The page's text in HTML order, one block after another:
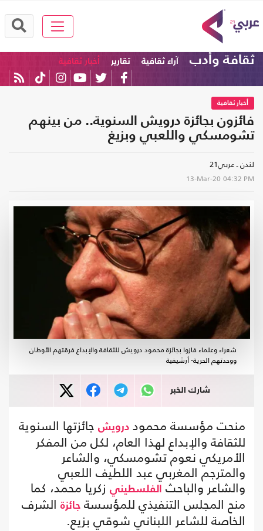
ثقافة وأدب آراء ثقافية تقارير أخبار ثقافية
أخبار ثقافية
فائزون بجائزة درويش السنوية.. من بينهم
تشومسكي واللعبي وبزيغ
لندن ـ عربي21
13-Mar-20 04:32 PM
شعراء وعلماء فازوا بجائزة محمود درويش للثقافة والإبداع فرقتهم الأوطان
ووحدتهم الحرية- أرشيفية
شارك الخبر
منحت مؤسسة محمود درويش جائزتها السنوية
للثقافة والإبداع لهذا العام، لكل من المفكر
الأمريكي نعوم تشومسكي، والشاعر
والمترجم المغربي عبد اللطيف اللعبي
والشاعر والباحث الفلسطيني زكريا محمد، كما
منح المجلس التنفيذي للمؤسسة جائزة الشرف
الخاصة للشاعر اللبناني شوقي بزيع.